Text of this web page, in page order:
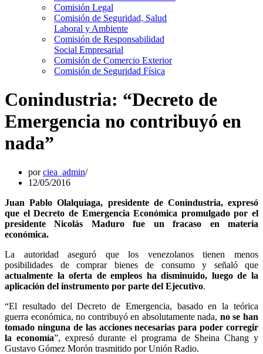
Comisión Legal
Comisión de Seguridad, Salud
Laboral y Ambiente
Comisión de Responsabilidad
Social Empresarial
Comisión de Comercio Exterior
Comisión de Seguridad Física
Conindustria: “Decreto de
Emergencia no contribuyó en
nada”
porciea_admin
12/05/2016
Juan Pablo Olalquiaga, presidente de Conindustria, expresó
que el Decreto de Emergencia Económica promulgado por el
presidente Nicolás Maduro fue un fracaso en materia
económica.
La autoridad aseguró que los venezolanos tienen menos
posibilidades de comprar bienes de consumo y señaló que
actualmente la oferta de empleos ha disminuido, luego de la
aplicación del instrumento por parte del Ejecutivo.
“El resultado del Decreto de Emergencia, basado en la teórica
guerra económica, no contribuyó en absolutamente nada, no se han
tomado ninguna de las acciones necesarias para poder corregir
la economía”, expresó durante el programa de Sheina Chang y
Gustavo Gómez Morón trasmitido por Unión Radio.